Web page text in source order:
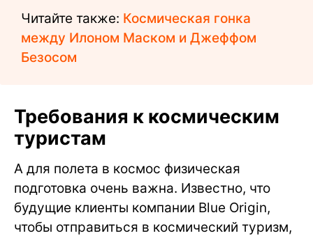
Читайте также: Космическая гонка
между Илоном Маском и Джеффом
Безосом
Требования к космическим
туристам
А для полета в космос физическая
подготовка очень важна. Известно, что
будущие клиенты компании Blue Origin,
чтобы отправиться в космический туризм,